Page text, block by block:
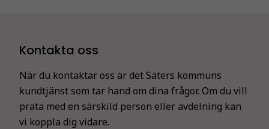
Kontakta oss
När du kontaktar oss är det Säters kommuns
kundtjänst som tar hand om dina frågor. Om du vill
prata med en särskild person eller avdelning kan
vi koppla dig vidare.